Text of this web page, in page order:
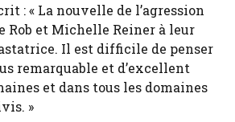
: « La nouvelle de l’agression
Rob et Michelle Reiner à leur
Il est difficile de penser
remarquable et d’excellent
et dans tous les domaines
»